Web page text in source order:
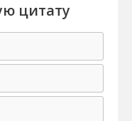
цитату